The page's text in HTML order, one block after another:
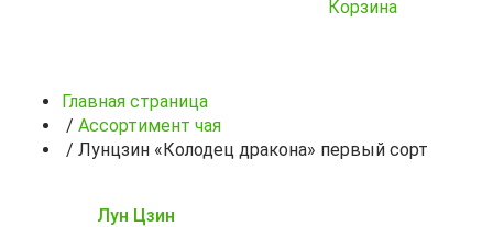
Корзина
Главная страница
/ Ассортимент чая
/ Лунцзин «Колодец дракона» первый сорт
Лун Цзин